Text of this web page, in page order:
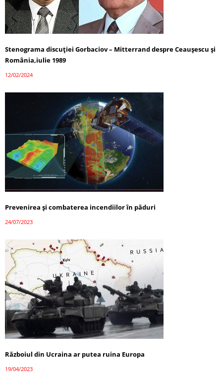
Stenograma discuției Gorbaciov – Mitterrand despre Ceaușescu și
România,iulie 1989
12/02/2024
Prevenirea și combaterea incendiilor în păduri
24/07/2023
Războiul din Ucraina ar putea ruina Europa
19/04/2023